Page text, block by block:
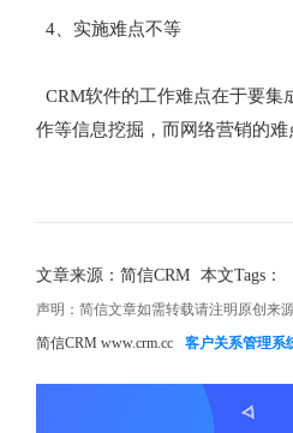
4、实施难点不等
CRM软件的工作难点在于要
作等信息挖掘，而网络营销的
文章来源：简信CRM 本文Tags：
声明：简信文章如需转载请注明原创来
简信CRM www.crm.cc
客户关系管理系